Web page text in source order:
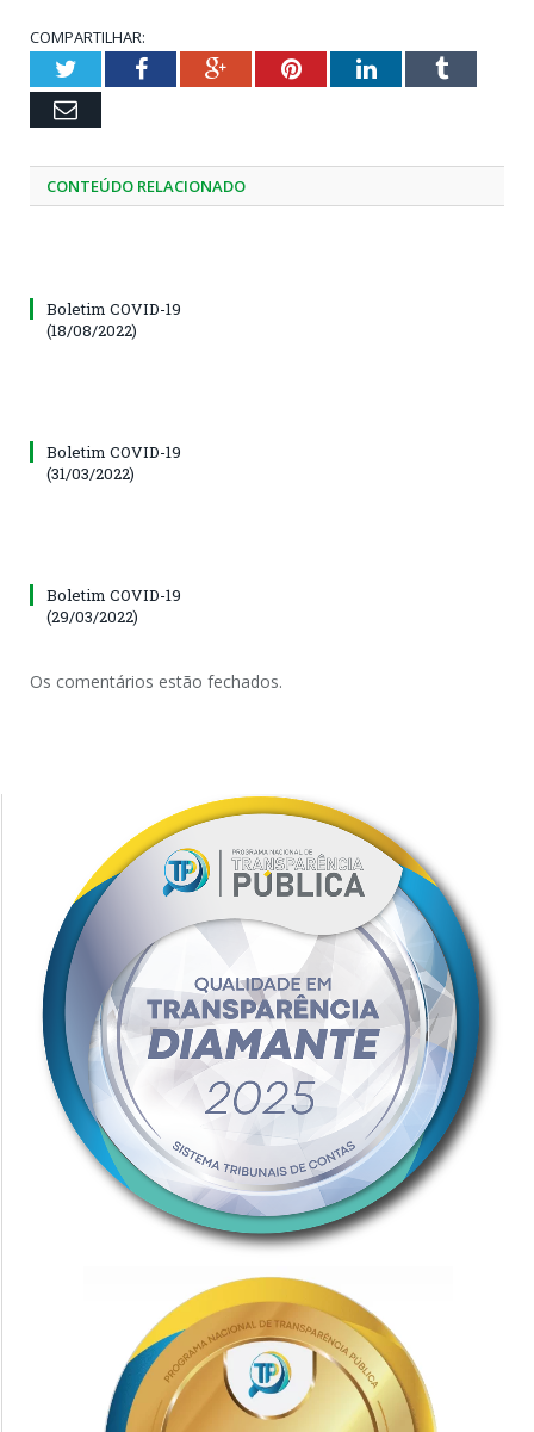
COMPARTILHAR:
TwitterFacebookGoogle+PinterestLinkedInTumblr
Email
CONTEÚDO RELACIONADO
Boletim COVID-19
(18/08/2022)
Boletim COVID-19
(31/03/2022)
Boletim COVID-19
(29/03/2022)
Os comentários estão fechados.